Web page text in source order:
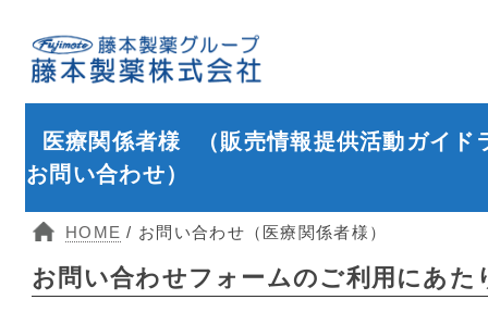
医療関係者様 （販売情報提供活動ガイド
お問い合わせ）
HOME / お問い合わせ（医療関係者様）
お問い合わせフォームのご利用にあた